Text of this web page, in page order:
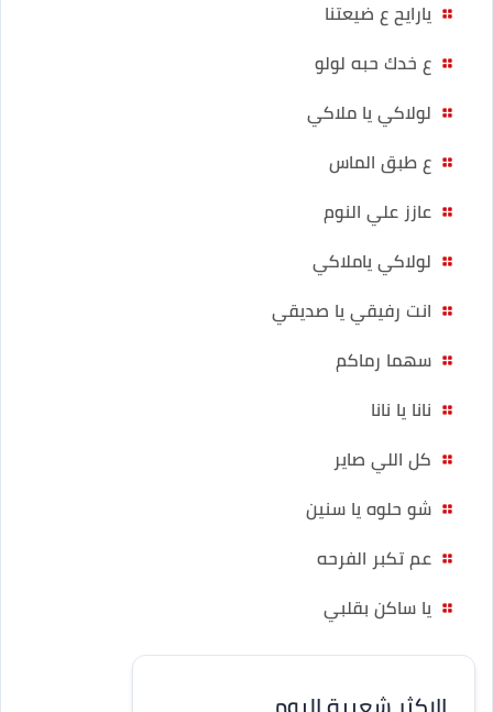
يارايح ع ضيعتنا
ع خدك حبه لولو
لولاكي يا ملاكي
ع طبق الماس
عازز علي النوم
لولاكي ياملاكي
انت رفيقي يا صديقي
سهما رماكم
نانا يا نانا
كل اللي صاير
شو حلوه يا سنين
عم تكبر الفرحه
يا ساكن بقلبي
الاكثر شعبية اليوم